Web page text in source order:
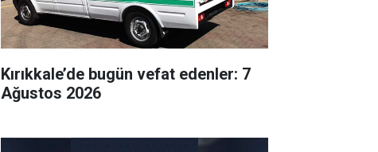
Kırıkkale’de bugün vefat edenler: 7
Ağustos 2026